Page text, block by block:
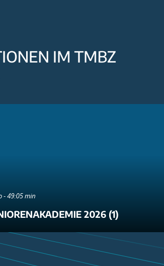
IM TMBZ
- 49:05 min
2026 (1)